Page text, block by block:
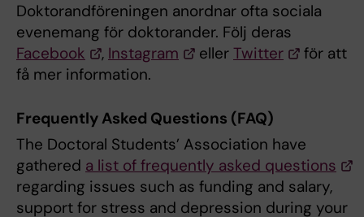
Doktorandföreningen anordnar ofta sociala
evenemang för doktorander. Följ deras
Facebook
, Instagram eller Twitter
för att
få mer information.
Frequently Asked Questions (FAQ)
The Doctoral Students’ Association have
gathered a list of frequently asked questions
regarding issues such as funding and salary,
support for stress and depression during your